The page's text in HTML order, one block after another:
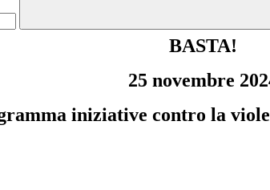
BASTA!
25 novembre
iniziative contro la